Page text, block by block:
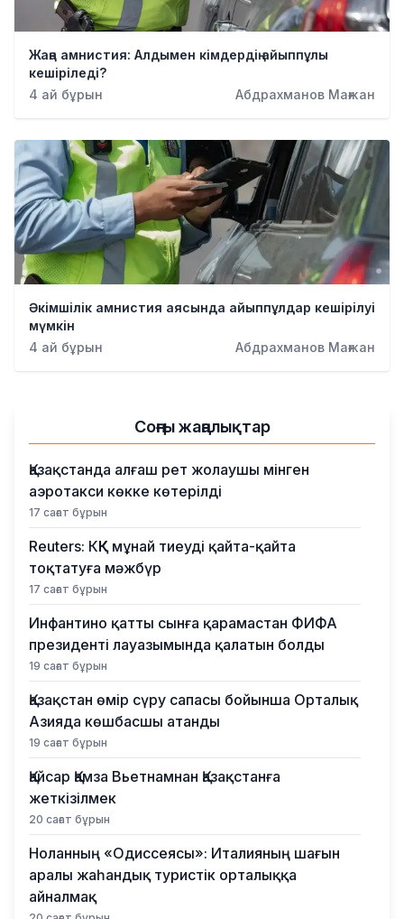
Жаңа амнистия: Алдымен кімдердің айыппұлы
кешіріледі?
4 ай бұрын
Абдрахманов Мағжан
Әкімшілік амнистия аясында айыппұлдар кешірілуі
мүмкін
4 ай бұрын
Абдрахманов Мағжан
Соңғы жаңалықтар
Қазақстанда алғаш рет жолаушы мінген
аэротакси көкке көтерілді
17 сағат бұрын
Reuters: КҚК мұнай тиеуді қайта-қайта
тоқтатуға мәжбүр
17 сағат бұрын
Инфантино қатты сынға қарамастан ФИФА
президенті лауазымында қалатын болды
19 сағат бұрын
Қазақстан өмір сүру сапасы бойынша Орталық
Азияда көшбасшы атанды
19 сағат бұрын
Қайсар Қамза Вьетнамнан Қазақстанға
жеткізілмек
20 сағат бұрын
Ноланның «Одиссеясы»: Италияның шағын
аралы жаһандық туристік орталыққа
айналмақ